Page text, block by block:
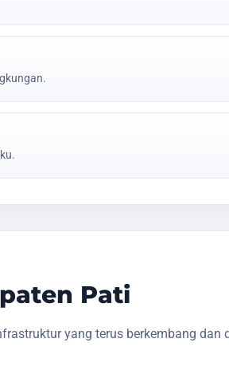
Pati
yang terus berkembang dan